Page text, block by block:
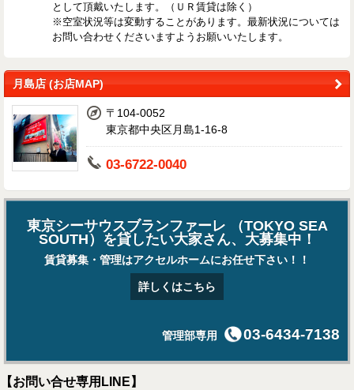
として頂戴いたします。（ＵＲ賃貸は除く）
※空室状況等は変動することがあります。最新状況については
お問い合わせくださいますようお願いいたします。
月島店 (お店MAP)
〒104-0052
東京都中央区月島1-16-8
03-6722-0040
東京シーサウスブランファーレ （TOKYO SEA
SOUTH）を貸したい大家さん、大募集中！
賃貸募集・管理はアクセルホームにお任せ下さい！！
詳しくはこちら
管理部専用 03-6434-7138
【お問い合せ専用LINE】